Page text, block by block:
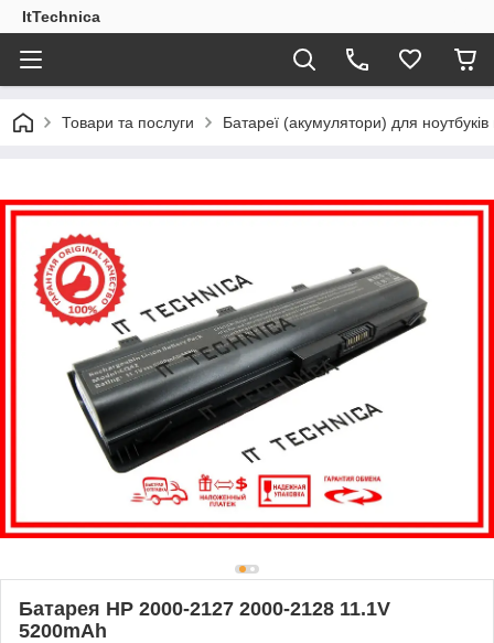
ItTechnica
Товари та послуги Батареї (акумулятори) для
Батарея HP 2000-2127 2000-2128 11.1V
5200mAh